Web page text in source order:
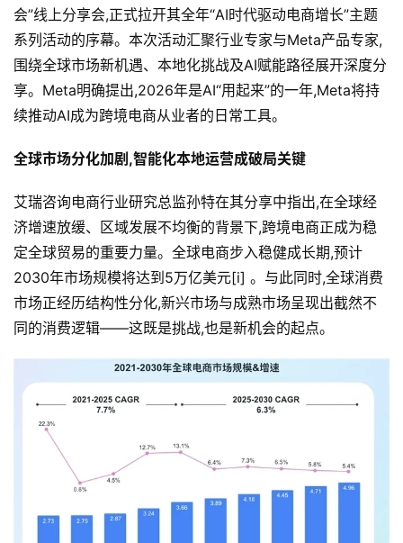
会”线上分享会,正式拉开其全年“AI时代驱动电商增长”主题
系列活动的序幕。本次活动汇聚行业专家与Meta产品专家,
围绕全球市场新机遇、本地化挑战及AI赋能路径展开深度分
享。Meta明确提出,2026年是AI“用起来”的一年,Meta将持
续推动AI成为跨境电商从业者的日常工具。
全球市场分化加剧,智能化本地运营成破局关键
艾瑞咨询电商行业研究总监孙特在其分享中指出,在全球经
济增速放缓、区域发展不均衡的背景下,跨境电商正成为稳
定全球贸易的重要力量。全球电商步入稳健成长期,预计
2030年市场规模将达到5万亿美元[i] 。与此同时,全球消费
市场正经历结构性分化,新兴市场与成熟市场呈现出截然不
同的消费逻辑——这既是挑战,也是新机会的起点。